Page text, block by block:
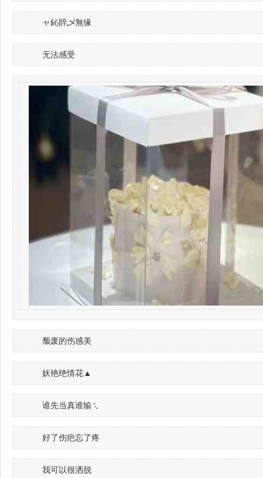
ャ鈊賥乄無缘
无法感受
颓废的伤感美
妖艳绝情花▲
谁先当真谁输ㄟ
好了伤疤忘了疼
我可以很洒脱